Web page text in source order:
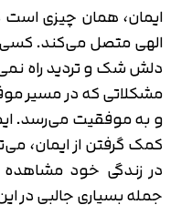
ایمان، همان چیزی است
الهی متصل می‌کند. کسی
دلش شک و تردید راه
مشکلاتی که در مسیر
و به موفقیت می‌رسد.
کمک گرفتن از ایمان،
در زندگی خود
جمله بسیاری جالبی در